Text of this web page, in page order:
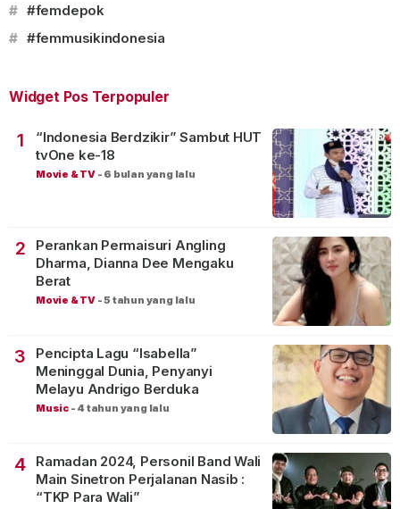
# #femdepok
# #femmusikindonesia
Widget Pos Terpopuler
1
“Indonesia Berdzikir” Sambut HUT
tvOne ke-18
Movie & TV - 6 bulan yang lalu
2
Perankan Permaisuri Angling
Dharma, Dianna Dee Mengaku
Berat
Movie & TV -5 tahun yang lalu
3
Pencipta Lagu “Isabella”
Meninggal Dunia, Penyanyi
Melayu Andrigo Berduka
Music - 4 tahun yang lalu
4
Ramadan 2024, Personil Band Wali
Main Sinetron Perjalanan Nasib :
“TKP Para Wali”